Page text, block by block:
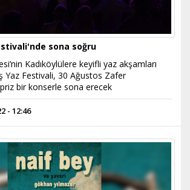
sona soğru
Kadıköylülere keyifli yaz akşamları
Yaz Festivali, 30 Ağustos Zafer
bir konserle sona erecek
- 12:46